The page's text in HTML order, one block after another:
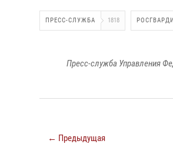
ПРЕСС-СЛУЖБА 1818
Пресс-служба Управления
← Предыдущая